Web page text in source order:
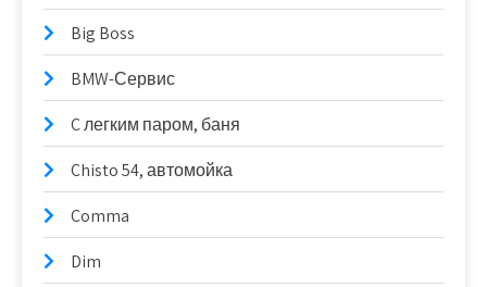
Big Boss
BMW-Сервис
C легким паром, баня
Chisto 54, автомойка
Comma
Dim